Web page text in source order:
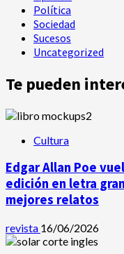
Política
Sociedad
Sucesos
Uncategorized
Te pueden
Cultura
Edgar Allan Poe
edición en letra
mejores relatos
revista 16/06/2026